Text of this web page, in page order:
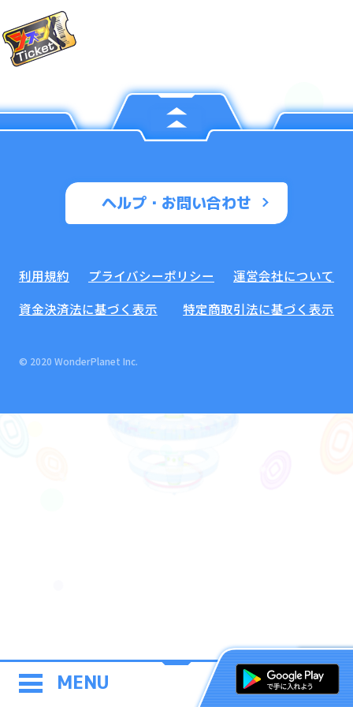
MENU
ヘルプ・お問い合わせ
利用規約 プライバシーポリシー
運営会社について
資金決済法に基づく表示
特定商取引法に基づく表示
© 2020 WonderPlanet Inc.